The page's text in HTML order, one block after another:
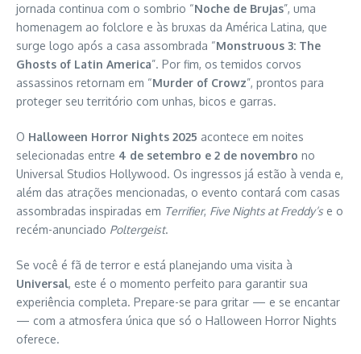
jornada continua com o sombrio “Noche de Brujas”, uma
homenagem ao folclore e às bruxas da América Latina, que
surge logo após a casa assombrada “Monstruous 3: The
Ghosts of Latin America”. Por fim, os temidos corvos
assassinos retornam em “Murder of Crowz”, prontos para
proteger seu território com unhas, bicos e garras.
O Halloween Horror Nights 2025 acontece em noites
selecionadas entre 4 de setembro e 2 de novembro no
Universal Studios Hollywood. Os ingressos já estão à venda e,
além das atrações mencionadas, o evento contará com casas
assombradas inspiradas em Terrifier, Five Nights at Freddy’s e o
recém-anunciado Poltergeist.
Se você é fã de terror e está planejando uma visita à
Universal, este é o momento perfeito para garantir sua
experiência completa. Prepare-se para gritar — e se encantar
— com a atmosfera única que só o Halloween Horror Nights
oferece.